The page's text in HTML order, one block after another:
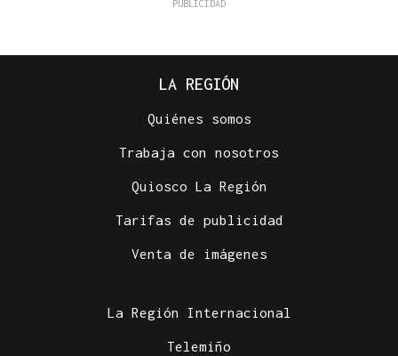
LA REGIÓN
Quiénes somos
Trabaja con nosotros
Quiosco La Región
Tarifas de publicidad
Venta de imágenes
La Región Internacional
Telemiño